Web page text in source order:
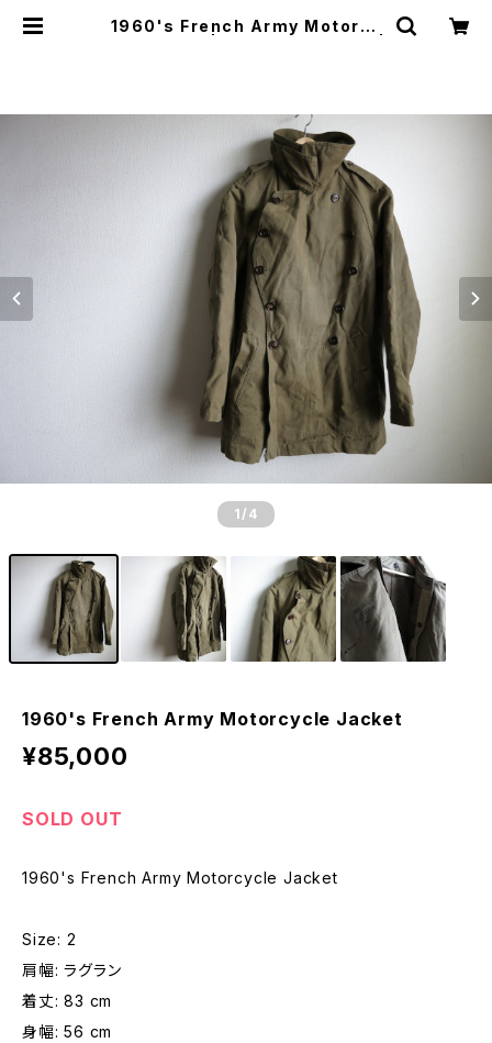
1960's French Army Motorcy
1 /4
1960's French Army Motorcycle Jacket
¥85,000
SOLD OUT
1960's French Army Motorcycle Jacket
Size: 2
肩幅: ラグラン
着丈: 83 cm
身幅: 56 cm